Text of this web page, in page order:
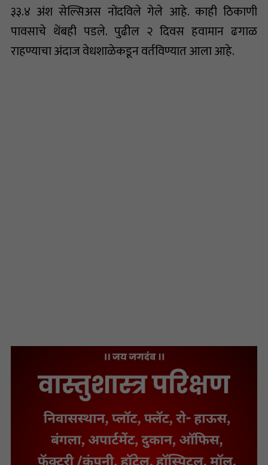
३३.४ अंश सेल्सिअस नोंदविले गेले आहे. काही ठिकाणी
पावसाचे थेंबही पडले. पुढील २ दिवस हवामान ढगाळ
राहण्याचा अंदाज वेधशाळेकडून वर्तविण्यात आला आहे.